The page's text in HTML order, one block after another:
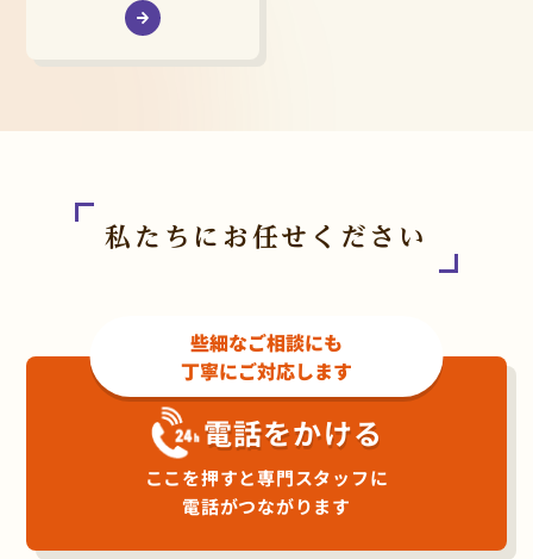
私たちにお任せください
些細なご相談にも
丁寧にご対応します
ここを押すと専門スタッフに
電話がつながります
電話をかける